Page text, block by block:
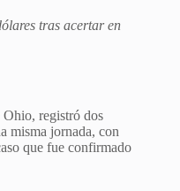
tras acertar en
Ohio, registró dos
misma jornada, con
que fue confirmado